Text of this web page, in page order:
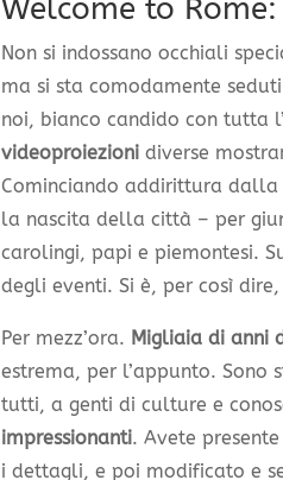
Welcome to
Non si indossano occhiali
ma si sta comodamente
noi, bianco candido con tutta
videoproiezionidiverse
Cominciando addirittura
la nascita della città – per
carolingi, papi e piemontesi.
degli eventi. Si è, per così
Per mezz’ora. Migliaia di anni
estrema, per l’appunto. Sono
tutti, a genti di culture e
impressionanti. Avete
i dettagli, e poi modificato e